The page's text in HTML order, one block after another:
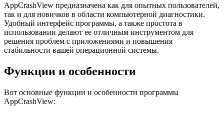
AppCrashView предназначена как для опытных пользователей,
так и для новичков в области компьютерной диагностики.
Удобный интерфейс программы, а также простота в
использовании делают ее отличным инструментом для
решения проблем с приложениями и повышения
стабильности вашей операционной системы.
Функции и особенности
Вот основные функции и особенности программы
AppCrashView: